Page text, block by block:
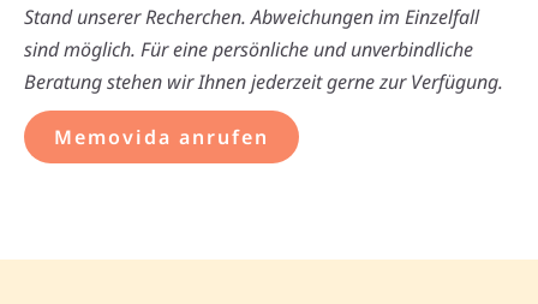
Stand unserer Recherchen. Abweichungen im Einzelfall
sind möglich. Für eine persönliche und unverbindliche
Beratung stehen wir Ihnen jederzeit gerne zur Verfügung.
Memovida anrufen